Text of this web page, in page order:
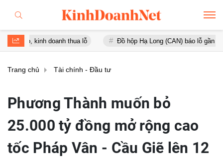
doanh thua lỗ Đồ hộp Hạ Long (CAN) báo lỗ gần 16 tỷ đồng,
Trang chủ Tài chính - Đầu tư
Phương Thành muốn bỏ
25.000 tỷ đồng mở rộng cao
tốc Pháp Vân - Cầu Giẽ lên 12